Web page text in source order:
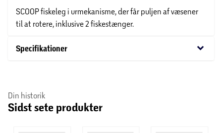
SCOOP fiskeleg i urmekanisme, der får puljen af væsener
til at rotere, inklusive 2 fiskestænger.
Specifikationer keyboard_arrow_down
Din historik
Sidst sete produkter